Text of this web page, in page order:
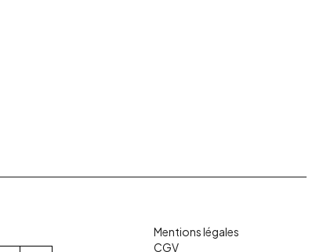
Mentions légales
CGV